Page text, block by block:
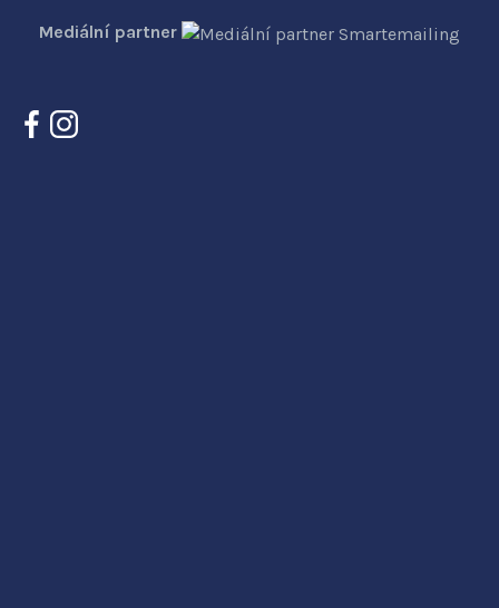
Mediální partner